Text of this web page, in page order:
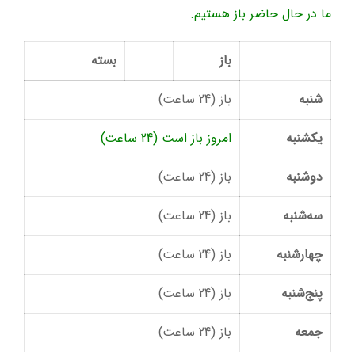
ما در حال حاضر باز هستیم.
باز
بسته
شنبه
باز (24 ساعت)
یکشنبه
امروز باز است (24 ساعت)
دوشنبه
باز (24 ساعت)
سه‌شنبه
باز (24 ساعت)
چهارشنبه
باز (24 ساعت)
پنج‌شنبه
باز (24 ساعت)
جمعه
باز (24 ساعت)